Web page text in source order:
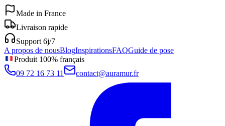
Made in France
Livraison rapide
Support 6j/7
A propos de nousBlogInspirationsFAQGuide de pose
Produit 100% français
09 72 16 73 11
contact@auramur.fr